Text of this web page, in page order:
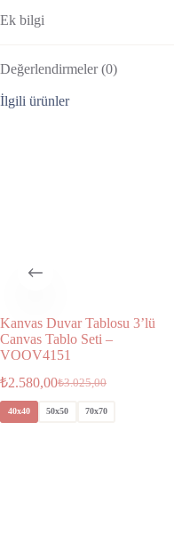
Ek bilgi
Değerlendirmeler (0)
İlgili ürünler
Kanvas Duvar Tablosu 3’lü
Canvas Tablo Seti –
VOOV4151
₺3.025,00
₺2.580,00
40x40 50x50 70x70